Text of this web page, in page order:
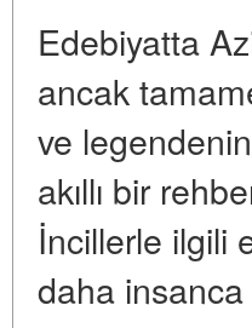
Edebiyatta
ancak
ve
akıllı bir
İncillerle ilgili
daha insanca